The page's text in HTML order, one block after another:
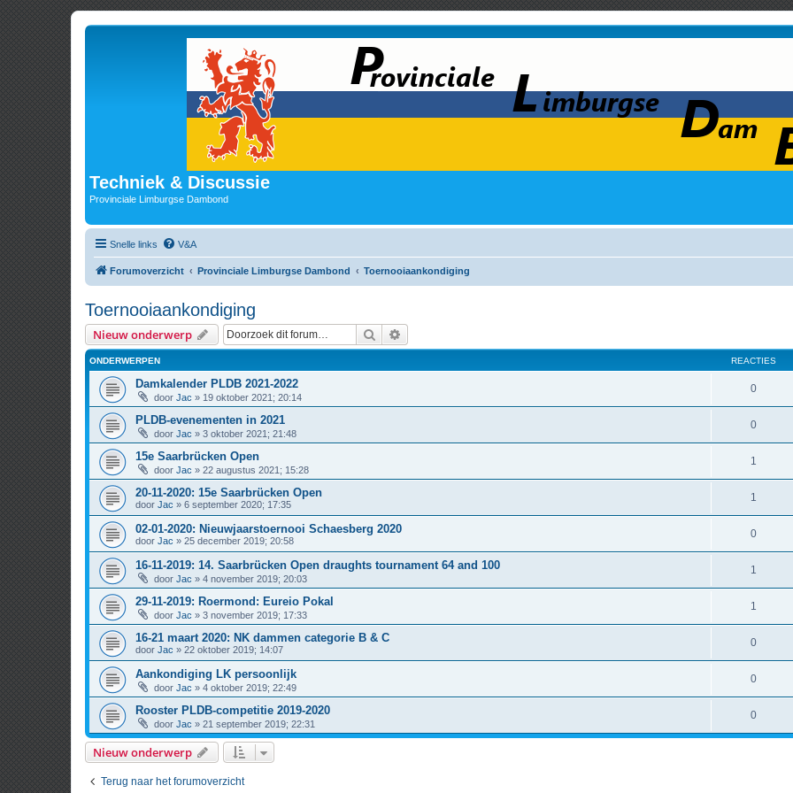
Techniek & Discussie
Provinciale Limburgse Dambond
Snelle links V&A
Forumoverzicht Provinciale Limburgse Dambond Toernooiaankondiging
Toernooiaankondiging
Nieuw onderwerp Zoek
ONDERWERPEN REACTIES
Damkalender PLDB 2021-2022
door Jac » 19 oktober 2021; 20:14
0
PLDB-evenementen in 2021
door Jac » 3 oktober 2021; 21:48
0
15e Saarbrücken Open
door Jac » 22 augustus 2021; 15:28
1
20-11-2020: 15e Saarbrücken Open
door Jac » 6 september 2020; 17:35
1
02-01-2020: Nieuwjaarstoernooi Schaesberg 2020
door Jac » 25 december 2019; 20:58
0
16-11-2019: 14. Saarbrücken Open draughts tournament 64 and 100
door Jac » 4 november 2019; 20:03
1
29-11-2019: Roermond: Eureio Pokal
door Jac » 3 november 2019; 17:33
1
16-21 maart 2020: NK dammen categorie B & C
door Jac » 22 oktober 2019; 14:07
0
Aankondiging LK persoonlijk
door Jac » 4 oktober 2019; 22:49
0
Rooster PLDB-competitie 2019-2020
door Jac » 21 september 2019; 22:31
0
Nieuw onderwerp
Terug naar het forumoverzicht